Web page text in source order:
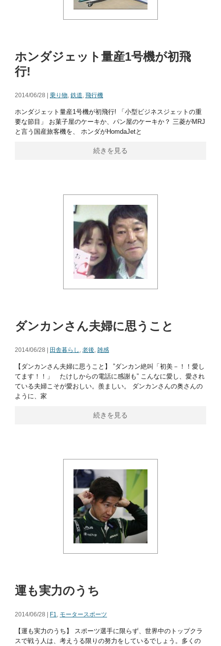
ホンダジェット量産1号機が初飛
行!
2014/06/28 | 乗り物, 鉄道, 飛行機
ホンダジェット量産1号機が初飛行! 「小型ビジネスジェットの重
要な節目」 お菓子屋のケーキか、パン屋のケーキか？ 三菱がMRJ
と言う国産旅客機を、 ホンダがHomdaJetと
続きを見る
ダンカンさん夫婦に思うこと
2014/06/28 | 田舎暮らし , 老後, 雑感
【ダンカンさん夫婦に思うこと】 ”ダンカン絶叫「初美－！！愛し
てます！！」 たけしからの電話に感謝も” こんなに愛し、愛され
ている夫婦こそが愛おしい。羨ましい。 ダンカンさんの奥さんの
ように、家
続きを見る
運も実力のうち
2014/06/28 | F1, モータースポーツ
【運も実力のうち】 スポーツ選手に限らず、世界中のトップクラ
スで戦う人は、考えうる限りの努力をしているでしょう。多くの